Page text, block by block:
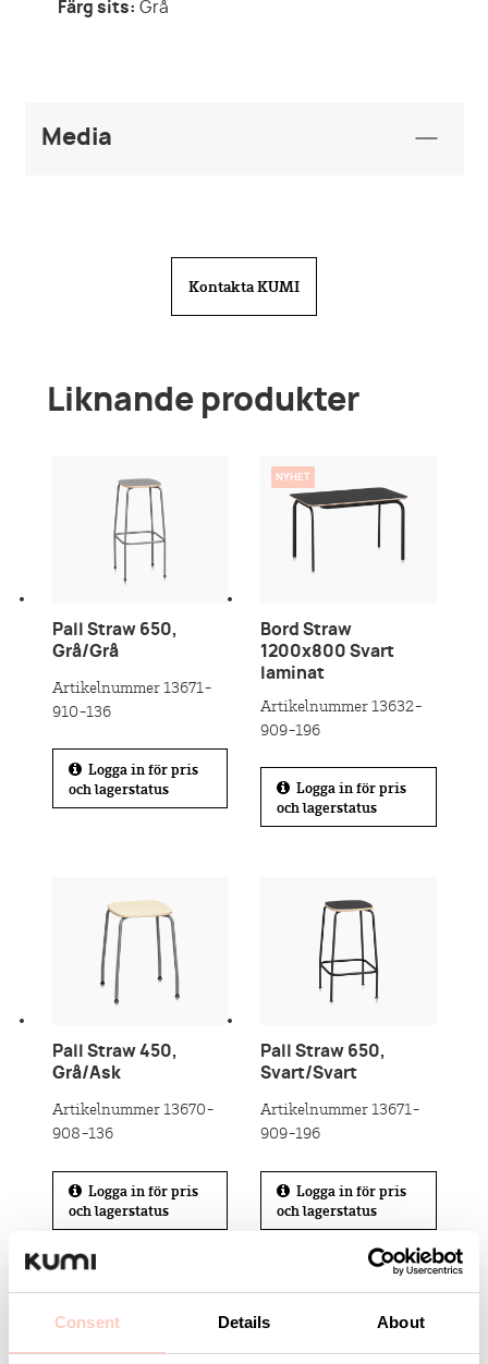
Consent Details About
Färg sits: Grå
Media
pall-straw-750-ritning.png
Benches_KUMI_Straw-Pall_EN.rfa
Kontakta KUMI
Liknande produkter
Pall Straw 650,
Grå/Grå
Artikelnummer 13671-
910-136
Logga in för pris
och lagerstatus
NYHET
Bord Straw
1200x800 Svart
laminat
Artikelnummer 13632-
909-196
Logga in för pris
och lagerstatus
Pall Straw 450,
Grå/Ask
Artikelnummer 13670-
908-136
Logga in för pris
och lagerstatus
Pall Straw 650,
Svart/Svart
Artikelnummer 13671-
909-196
Logga in för pris
och lagerstatus